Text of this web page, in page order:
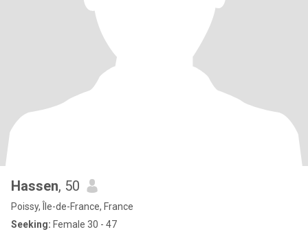
Hassen, 50
Poissy, Île-de-France, France
Seeking: Female 30 - 47